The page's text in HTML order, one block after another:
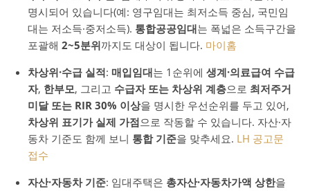
명시되어 있습니다(예: 영구임대는 최저소득 중심, 국민임
대는 저소득·중저소득). 통합공공임대는 폭넓은 소득구간을
포괄해 2~5분위까지도 대상이 됩니다. 마이홈
차상위·수급 실적: 매입임대는 1순위에 생계·의료급여 수급
자, 한부모, 그리고 수급자 또는 차상위 계층으로 최저주거
미달 또는 RIR 30% 이상을 명시한 우선순위를 두고 있어,
차상위 표기가 실제 가점으로 작동할 수 있습니다. 자산·자
동차 기준도 함께 보니 통합 기준을 맞추세요. LH 공고문
접수
자산·자동차 기준: 임대주택은 총자산·자동차가액 상한을